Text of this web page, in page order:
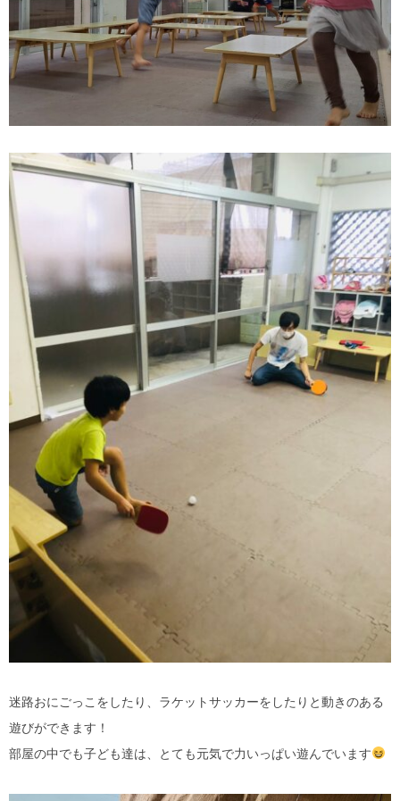
迷路おにごっこをしたり、ラケットサッカーをしたりと動きのある
遊びができます！
部屋の中でも子ども達は、とても元気で力いっぱい遊んでいます